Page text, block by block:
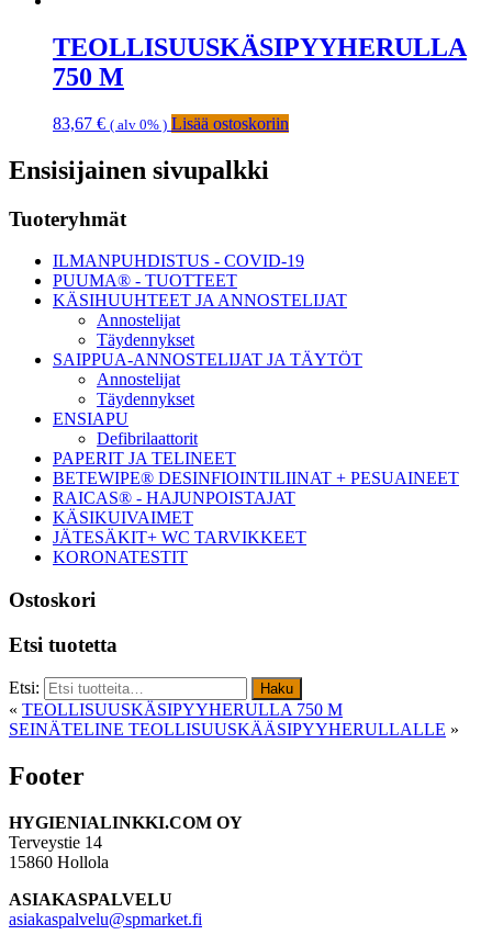
TEOLLISUUSKÄSIPYYHERULLA
750 M
83,67 € ( alv 0% ) Lisää ostoskoriin
Ensisijainen sivupalkki
Tuoteryhmät
ILMANPUHDISTUS - COVID-19
PUUMA® - TUOTTEET
KÄSIHUUHTEET JA ANNOSTELIJAT
Annostelijat
Täydennykset
SAIPPUA-ANNOSTELIJAT JA TÄYTÖT
Annostelijat
Täydennykset
ENSIAPU
Defibrilaattorit
PAPERIT JA TELINEET
BETEWIPE® DESINFIOINTILIINAT + PESUAINEET
RAICAS® - HAJUNPOISTAJAT
KÄSIKUIVAIMET
JÄTESÄKIT+ WC TARVIKKEET
KORONATESTIT
Ostoskori
Etsi tuotetta
Etsi: Haku
« TEOLLISUUSKÄSIPYYHERULLA 750 M
SEINÄTELINE TEOLLISUUSKÄÄSIPYYHERULLALLE »
Footer
HYGIENIALINKKI.COM OY
Terveystie 14
15860 Hollola
ASIAKASPALVELU
asiakaspalvelu@spmarket.fi